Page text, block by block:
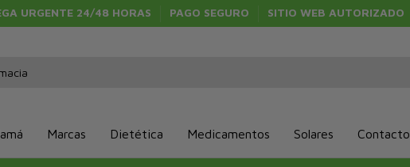
URGENTE 24/48 HORAS PAGO SEGURO SITIO WEB AUTORIZADO
Marcas Dietética Medicamentos Solares Contacto